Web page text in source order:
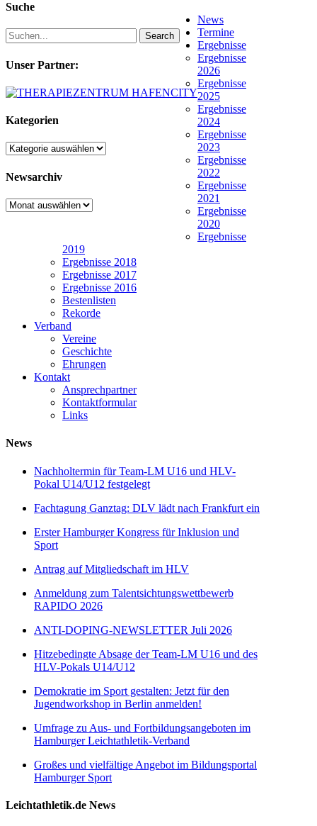
Suche
Search
Unser Partner:
Kategorien
Kategorien
Newsarchiv
Newsarchiv
News
Termine
Ergebnisse
Ergebnisse
2026
Ergebnisse
2025
Ergebnisse
2024
Ergebnisse
2023
Ergebnisse
2022
Ergebnisse
2021
Ergebnisse
2020
Ergebnisse
2019
Ergebnisse 2018
Ergebnisse 2017
Ergebnisse 2016
Bestenlisten
Rekorde
Verband
Vereine
Geschichte
Ehrungen
Kontakt
Ansprechpartner
Kontaktformular
Links
News
Nachholtermin für Team-LM U16 und HLV-
Pokal U14/U12 festgelegt
Fachtagung Ganztag: DLV lädt nach Frankfurt ein
Erster Hamburger Kongress für Inklusion und
Sport
Antrag auf Mitgliedschaft im HLV
Anmeldung zum Talentsichtungswettbewerb
RAPIDO 2026
ANTI-DOPING-NEWSLETTER Juli 2026
Hitzebedingte Absage der Team-LM U16 und des
HLV-Pokals U14/U12
Demokratie im Sport gestalten: Jetzt für den
Jugendworkshop in Berlin anmelden!
Umfrage zu Aus- und Fortbildungsangeboten im
Hamburger Leichtathletik-Verband
Großes und vielfältige Angebot im Bildungsportal
Hamburger Sport
Leichtathletik.de News